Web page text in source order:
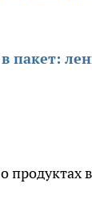
продуктах